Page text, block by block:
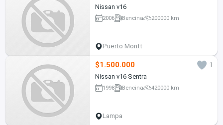
Nissan v16
2006 Bencina 200000 km
Puerto Montt
$1.500.000
1
Nissan v16 Sentra
1998 Bencina 420000 km
Lampa